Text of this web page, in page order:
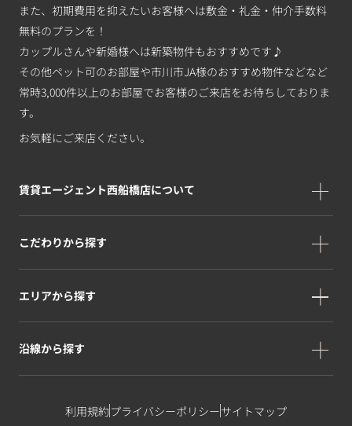
また、初期費用を抑えたいお客様へは敷金・礼金・仲介手数料
無料のプランを！
カップルさんや新婚様へは新築物件もおすすめです♪
その他ペット可のお部屋や市川市JA様のおすすめ物件などなど
常時3,000件以上のお部屋でお客様のご来店をお待ちしておりま
す。
お気軽にご来店ください。
賃貸エージェント西船橋店について
こだわりから探す
エリアから探す
沿線から探す
利用規約プライバシーポリシーサイトマップ